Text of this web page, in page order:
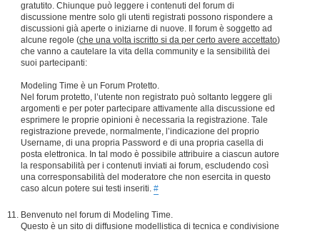
gratutito. Chiunque può leggere i contenuti del forum di
discussione mentre solo gli utenti registrati possono rispondere a
discussioni già aperte o iniziarne di nuove. Il forum è soggetto ad
alcune regole (che una volta iscritto si da per certo avere accettato)
che vanno a cautelare la vita della community e la sensibilità dei
suoi partecipanti:
Modeling Time è un Forum Protetto.
Nel forum protetto, l’utente non registrato può soltanto leggere gli
argomenti e per poter partecipare attivamente alla discussione ed
esprimere le proprie opinioni è necessaria la registrazione. Tale
registrazione prevede, normalmente, l’indicazione del proprio
Username, di una propria Password e di una propria casella di
posta elettronica. In tal modo è possibile attribuire a ciascun autore
la responsabilità per i contenuti inviati ai forum, escludendo così
una corresponsabilità del moderatore che non esercita in questo
caso alcun potere sui testi inseriti. #
Benvenuto nel forum di Modeling Time.
Questo è un sito di diffusione modellistica di tecnica e condivisione